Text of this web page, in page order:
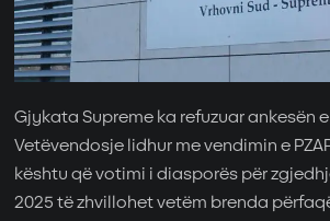
Gjykata Supreme ka refuzuar ankesën
Vetëvendosje lidhur me vendimin e
kështu që votimi i diasporës për
2025 të zhvillohet vetëm brenda